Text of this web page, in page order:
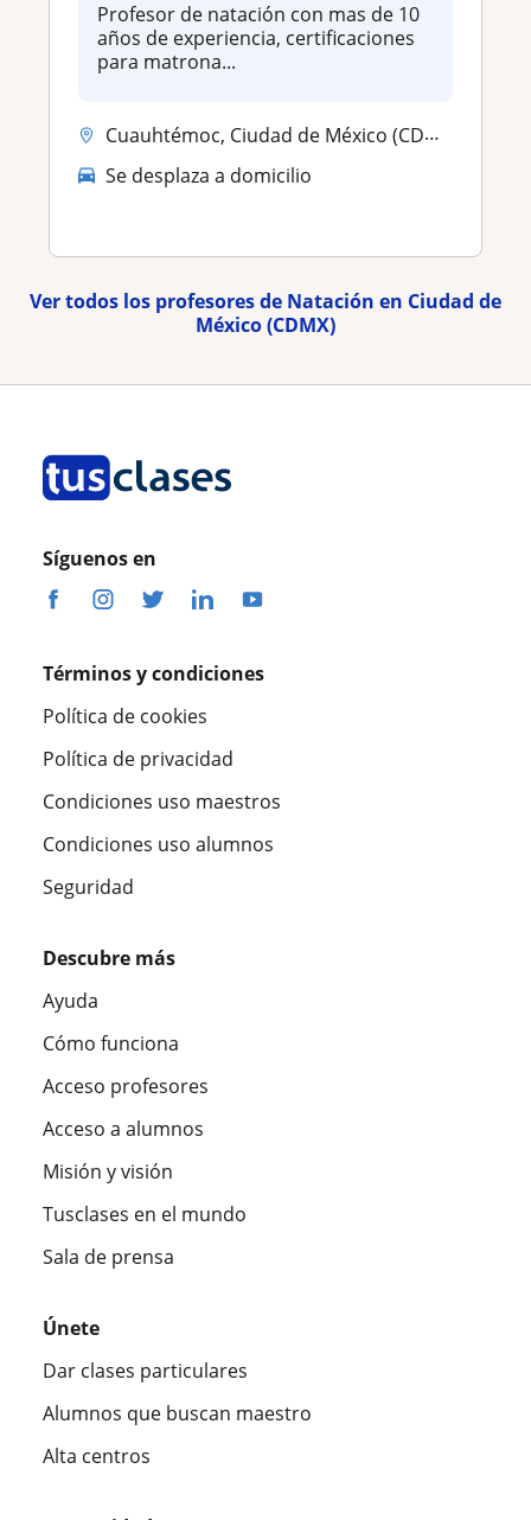
Profesor de natación con mas de 10
años de experiencia, certificaciones
para matrona...
Cuauhtémoc, Ciudad de México (CDMX), Venustiano Carranza, Benito Juáre...
Se desplaza a domicilio
Ver todos los profesores de Natación en Ciudad de
México (CDMX)
Síguenos en
Términos y condiciones
Política de cookies
Política de privacidad
Condiciones uso maestros
Condiciones uso alumnos
Seguridad
Descubre más
Ayuda
Cómo funciona
Acceso profesores
Acceso a alumnos
Misión y visión
Tusclases en el mundo
Sala de prensa
Únete
Dar clases particulares
Alumnos que buscan maestro
Alta centros